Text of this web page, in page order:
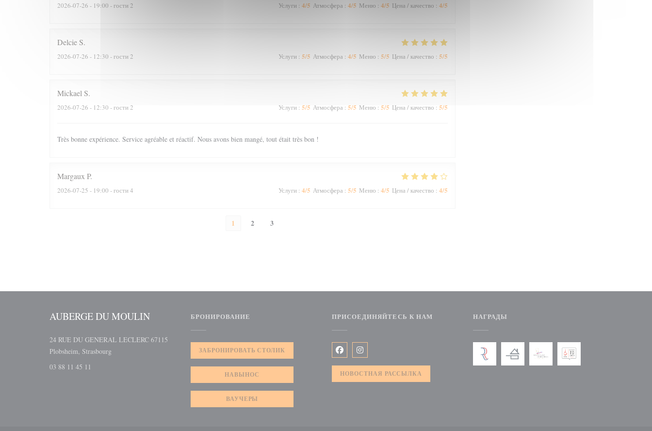
2026-07-26 - 19:00 - гости 2 Услуги : 4/5 Атмосфера : 4/5 Меню : 4/5 Цена / качество : 4/5
Delcie S
2026-07-26 - 12:30 - гости 2 Услуги : 5/5 Атмосфера : 4/5 Меню : 5/5 Цена / качество : 5/5
Mickael S
2026-07-26 - 12:30 - гости 2 Услуги : 5/5 Атмосфера : 5/5 Меню : 5/5 Цена / качество : 5/5
Très bonne expérience. Service agréable et réactif. Nous avons bien mangé, tout était très bon !
Margaux P
2026-07-25 - 19:00 - гости 4 Услуги : 4/5 Атмосфера : 5/5 Меню : 4/5 Цена / качество : 4/5
1 2 3
AUBERGE DU MOULIN
24 RUE DU GENERAL LECLERC 67115
Plobsheim, Strasbourg((открывается в новом окне))
03 88 11 45 11
БРОНИРОВАНИЕ
ЗАБРОНИРОВАТЬ СТОЛИК
НАВЫНОС
ВАУЧЕРЫ
ПРИСОЕДИНЯЙТЕСЬ К НАМ
Facebook ((открывается в новом окне))
Instagram ((открывается в новом окне))
НОВОСТНАЯ РАССЫЛКА
НАГРАДЫ